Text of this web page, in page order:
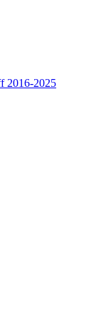
2016-2025